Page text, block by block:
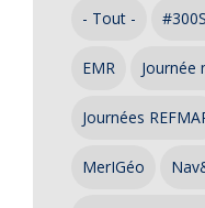
- Tout -
EMR Journée
Journées
MerIGéo